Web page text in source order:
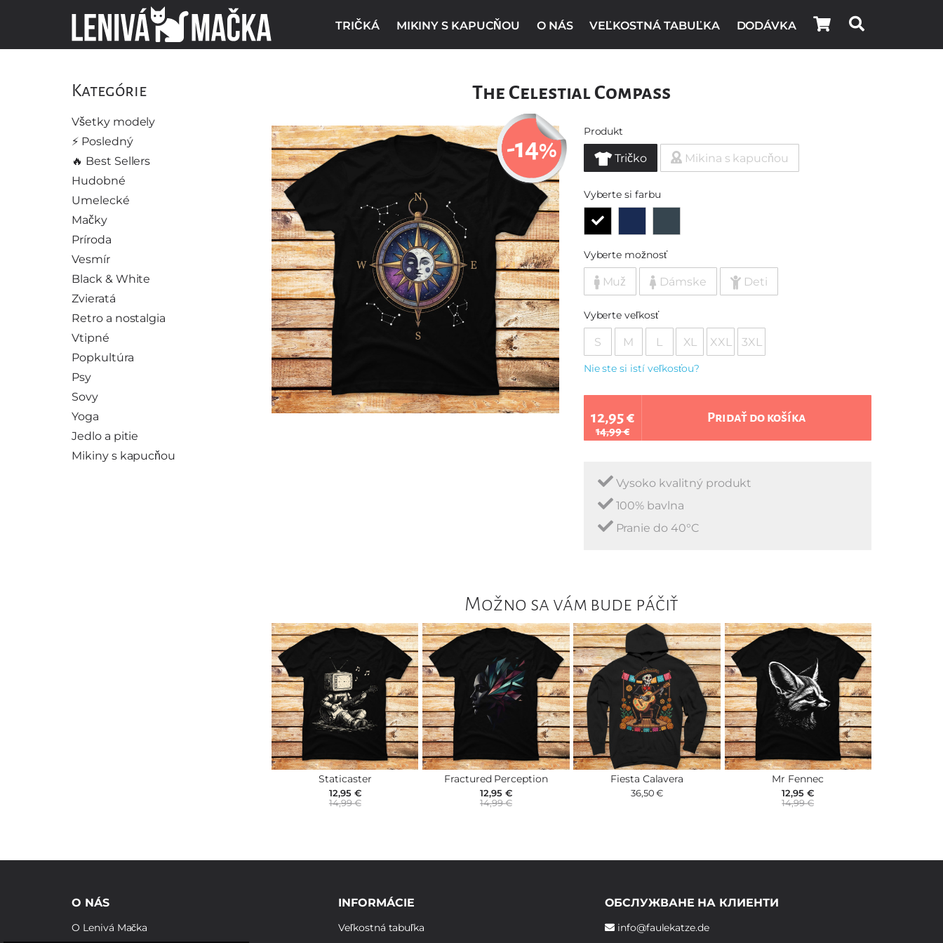
TRIČKÁ MIKINY S KAPUCŇOU O NÁS VEĽKOSTNÁ TABUĽKA DODÁVKA
Kategórie
Všetky modely
⚡️ Posledný
🔥 Best Sellers
Hudobné
Umelecké
Mačky
Príroda
Vesmír
Black & White
Zvieratá
Retro a nostalgia
Vtipné
Popkultúra
Psy
Sovy
Yoga
Jedlo a pitie
Mikiny s kapucňou
The Celestial Compass
-14%
Produkt
Tričko Mikina s kapucňou
Vyberte si farbu
Vyberte možnosť
Muž Dámske Deti
Vyberte veľkosť
S M L XL XXL 3XL
Nie ste si istí veľkosťou?
12,95 €
14,99 €
Pridať do košíka
Vysoko kvalitný produkt
100% bavlna
Pranie do 40°C
Možno sa vám bude páčiť
Staticaster
12,95 €
14,99 €
Fractured Perception
12,95 €
14,99 €
Fiesta Calavera
36,50 €
Mr Fennec
12,95 €
14,99 €
O NÁS
O Lenivá Mačka
INFORMÁCIE
Veľkostná tabuľka
ОБСЛУЖВАНЕ НА КЛИЕНТИ
info@faulekatze.de